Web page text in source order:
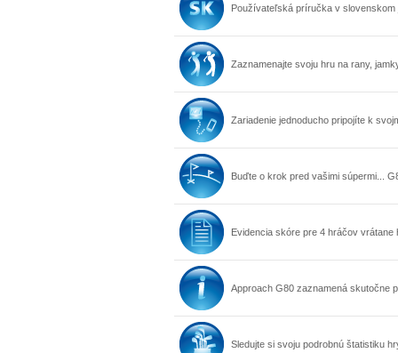
Používateľská príručka v slovenskom
Zaznamenajte svoju hru na rany,
Zariadenie jednoducho pripojíte k
Buďte o krok pred vašimi súpermi...
Evidencia skóre pre 4 hráčov vrátane
Approach G80 zaznamená skutočne
Sledujte si svoju podrobnú štatistiku